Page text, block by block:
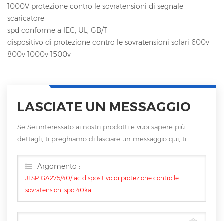
1000V protezione contro le sovratensioni di segnale
scaricatore
spd conforme a IEC, UL, GB/T
dispositivo di protezione contro le sovratensioni solari 600v
800v 1000v 1500v
LASCIATE UN MESSAGGIO
Se Sei interessato ai nostri prodotti e vuoi sapere più
dettagli, ti preghiamo di lasciare un messaggio qui, ti
Argomento :
JLSP-GA275/40/ ac dispositivo di protezione contro le
sovratensioni spd 40ka